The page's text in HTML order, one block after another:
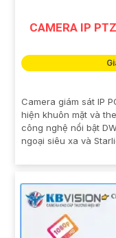
CAMERA IP
Camera giám sát IP
hiện khuôn mặt và
công nghệ nổi bật
ngoại siêu xa và